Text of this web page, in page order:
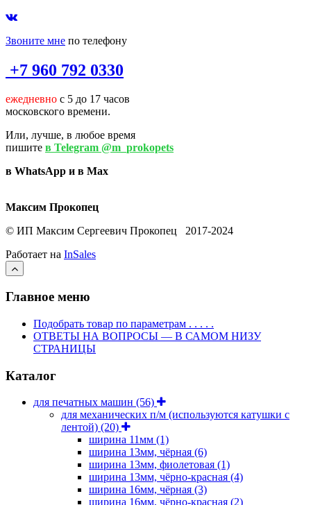
Звоните мне по телефону
+7 960 792 0330
ежедневно с 5 до 17 часов
московского времени.
Или, лучше, в любое время
пишите в Telegram @m_prokopets
в WhatsApp и в Max
Максим Прокопец
© ИП Максим Сергеевич Прокопец 2017-2024
Работает на InSales
Главное меню
Подобрать товар по параметрам . . . . .
ОТВЕТЫ НА ВОПРОСЫ — В САМОМ НИЗУ
СТРАНИЦЫ
Каталог
для печатных машин (56)
для механических п/м (используются катушки с
лентой) (20)
ширина 11мм (1)
ширина 13мм, чёрная (6)
ширина 13мм, фиолетовая (1)
ширина 13мм, чёрно-красная (4)
ширина 16мм, чёрная (3)
ширина 16мм, чёрно-красная (2)